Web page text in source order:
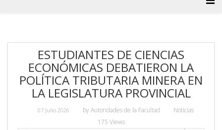
ESTUDIANTES DE CIENCIAS
ECONÓMICAS DEBATIERON LA
POLÍTICA TRIBUTARIA MINERA EN
LA LEGISLATURA PROVINCIAL
07 Julio 2026 byAutoridades de la Facultad
Noticias
175 Views